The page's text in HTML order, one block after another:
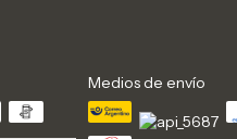
Medios de envío